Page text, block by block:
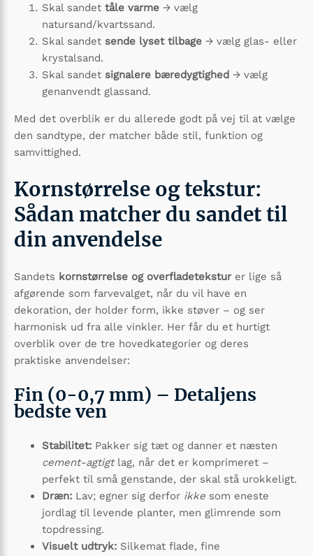
Skal sandet tåle varme → vælg
natursand/kvartssand.
Skal sandet sende lyset tilbage → vælg glas- eller
krystalsand.
Skal sandet signalere bæredygtighed → vælg
genanvendt glassand.
Med det overblik er du allerede godt på vej til at vælge
den sandtype, der matcher både stil, funktion og
samvittighed.
Kornstørrelse og tekstur:
Sådan matcher du sandet til
din anvendelse
Sandets kornstørrelse og overfladeteksturer lige så
afgørende som farvevalget, når du vil have en
dekoration, der holder form, ikke støver – og ser
harmonisk ud fra alle vinkler. Her får du et hurtigt
overblik over de tre hovedkategorier og deres
praktiske anvendelser:
Fin (0-0,7 mm) – Detaljens
bedste ven
Stabilitet: Pakker sig tæt og danner et næsten
cement-agtigtlag, når det er komprimeret –
perfekt til små genstande, der skal stå urokkeligt.
Dræn: Lav; egner sig derfor ikke som eneste
jordlag til levende planter, men glimrende som
topdressing.
Visuelt udtryk: Silkemat flade, fine